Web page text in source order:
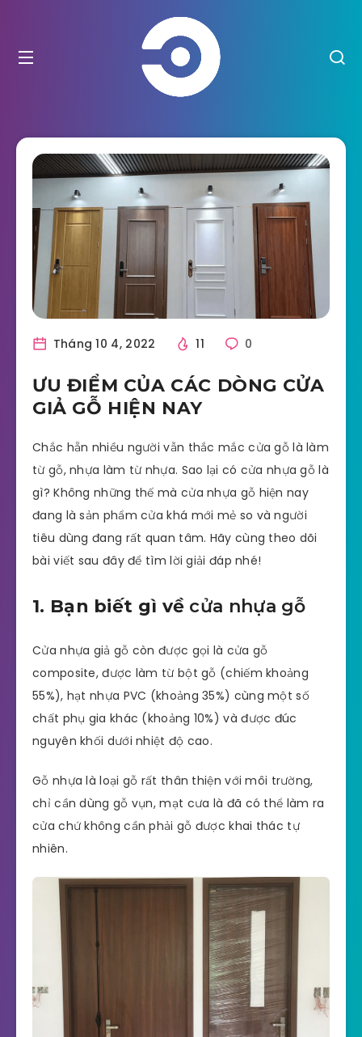
Tháng 10 4, 2022 11 0
ƯU ĐIỂM CỦA CÁC DÒNG CỬA
GIẢ GỖ HIỆN NAY
Chắc hẵn nhiều người vẫn thắc mắc cửa gỗ là làm
từ gỗ, nhựa làm từ nhựa. Sao lại có cửa nhựa gỗ là
gì? Không những thế mà cửa nhựa gỗ hiện nay
đang là sản phẩm cửa khá mới mẻ so và người
tiêu dùng đang rất quan tâm. Hãy cùng theo dõi
bài viết sau đây để tìm lời giải đáp nhé!
1. Bạn biết gì về cửa nhựa gỗ
Cửa nhựa giả gỗ còn được gọi là cửa gỗ
composite, được làm từ bột gỗ (chiếm khoảng
55%), hạt nhựa PVC (khoảng 35%) cùng một số
chất phụ gia khác (khoảng 10%) và được đúc
nguyên khối dưới nhiệt độ cao.
Gỗ nhựa là loại gỗ rất thân thiện với môi trường,
chỉ cần dùng gỗ vụn, mạt cưa là đã có thể làm ra
cửa chứ không cần phải gỗ được khai thác tự
nhiên.